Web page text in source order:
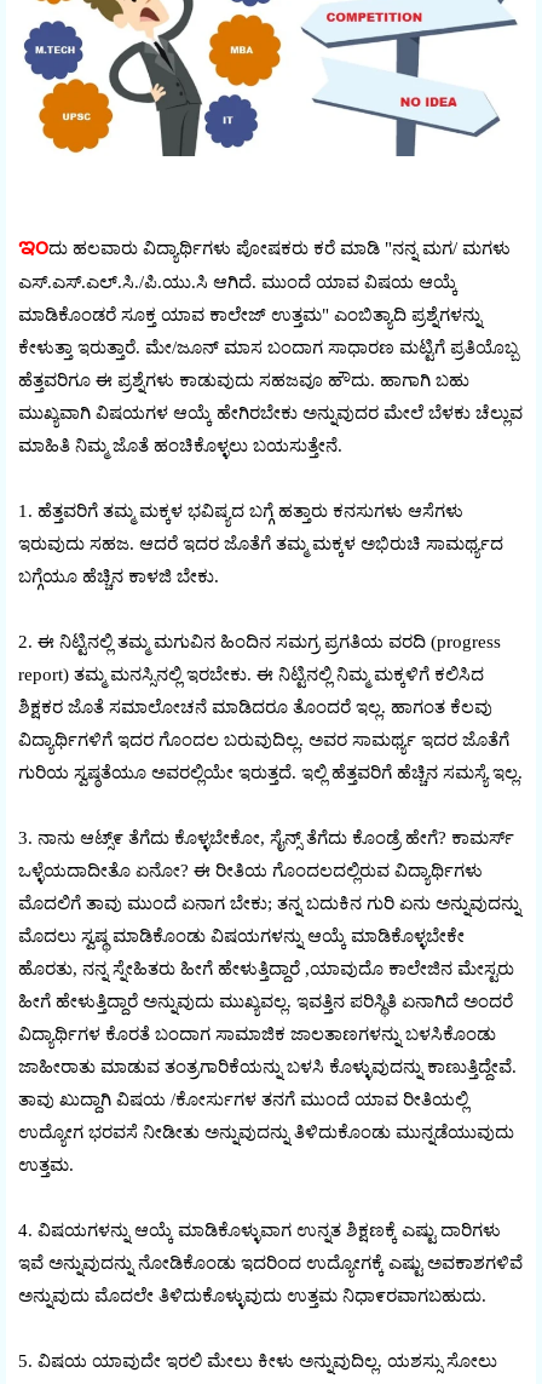
ಇಂದು ಹಲವಾರು ವಿದ್ಯಾರ್ಥಿಗಳು ಪೇೂಷಕರು ಕರೆ ಮಾಡಿ "ನನ್ನ ಮಗ/ ಮಗಳು
ಎಸ್.ಎಸ್.ಎಲ್.ಸಿ./ಪಿ.ಯು.ಸಿ ಆಗಿದೆ. ಮುಂದೆ ಯಾವ ವಿಷಯ ಆಯ್ಕೆ
ಮಾಡಿಕೊಂಡರೆ ಸೂಕ್ತ ಯಾವ ಕಾಲೇಜ್ ಉತ್ತಮ" ಎಂಬಿತ್ಯಾದಿ ಪ್ರಶ್ನೆಗಳನ್ನು
ಕೇಳುತ್ತಾ ಇರುತ್ತಾರೆ. ಮೇ/ಜೂನ್ ಮಾಸ ಬಂದಾಗ ಸಾಧಾರಣ ಮಟ್ಟಿಗೆ ಪ್ರತಿಯೊಬ್ಬ
ಹೆತ್ತವರಿಗೂ ಈ ಪ್ರಶ್ನೆಗಳು ಕಾಡುವುದು ಸಹಜವೂ ಹೌದು. ಹಾಗಾಗಿ ಬಹು
ಮುಖ್ಯವಾಗಿ ವಿಷಯಗಳ ಆಯ್ಕೆ ಹೇಗಿರಬೇಕು ಅನ್ನುವುದರ ಮೇಲೆ ಬೆಳಕು ಚೆಲ್ಲುವ
ಮಾಹಿತಿ ನಿಮ್ಮ ಜೊತೆ ಹಂಚಿಕೊಳ್ಳಲು ಬಯಸುತ್ತೇನೆ.
1. ಹೆತ್ತವರಿಗೆ ತಮ್ಮ ಮಕ್ಕಳ ಭವಿಷ್ಯದ ಬಗ್ಗೆ ಹತ್ತಾರು ಕನಸುಗಳು ಆಸೆಗಳು
ಇರುವುದು ಸಹಜ. ಆದರೆ ಇದರ ಜೊತೆಗೆ ತಮ್ಮ ಮಕ್ಕಳ ಅಭಿರುಚಿ ಸಾಮರ್ಥ್ಯದ
ಬಗ್ಗೆಯೂ ಹೆಚ್ಚಿನ ಕಾಳಜಿ ಬೇಕು.
2. ಈ ನಿಟ್ಟಿನಲ್ಲಿ ತಮ್ಮ ಮಗುವಿನ ಹಿಂದಿನ ಸಮಗ್ರ ಪ್ರಗತಿಯ ವರದಿ (progress
report) ತಮ್ಮ ಮನಸ್ಸಿನಲ್ಲಿ ಇರಬೇಕು. ಈ ನಿಟ್ಟಿನಲ್ಲಿ ನಿಮ್ಮ ಮಕ್ಕಳಿಗೆ ಕಲಿಸಿದ
ಶಿಕ್ಷಕರ ಜೊತೆ ಸಮಾಲೇೂಚನೆ ಮಾಡಿದರೂ ತೊಂದರೆ ಇಲ್ಲ. ಹಾಗಂತ ಕೆಲವು
ವಿದ್ಯಾರ್ಥಿಗಳಿಗೆ ಇದರ ಗೊಂದಲ ಬರುವುದಿಲ್ಲ. ಅವರ ಸಾಮರ್ಥ್ಯ ಇದರ ಜೊತೆಗೆ
ಗುರಿಯ ಸ್ವಷ್ಠತೆಯೂ ಅವರಲ್ಲಿಯೇ ಇರುತ್ತದೆ. ಇಲ್ಲಿ ಹೆತ್ತವರಿಗೆ ಹೆಚ್ಚಿನ ಸಮಸ್ಯೆ ಇಲ್ಲ.
3. ನಾನು ಆಟ್ಸ್೯ ತೆಗೆದು ಕೊಳ್ಳಬೇಕೋ, ಸೈನ್ಸ್ ತೆಗೆದು ಕೊಂಡ್ರೆ ಹೇಗೆ? ಕಾಮರ್ಸ್
ಒಳ್ಳೆಯದಾದೀತೊ ಏನೇೂ? ಈ ರೀತಿಯ ಗೊಂದಲದಲ್ಲಿರುವ ವಿದ್ಯಾರ್ಥಿಗಳು
ಮೊದಲಿಗೆ ತಾವು ಮುಂದೆ ಏನಾಗ ಬೇಕು; ತನ್ನ ಬದುಕಿನ ಗುರಿ ಏನು ಅನ್ನುವುದನ್ನು
ಮೊದಲು ಸ್ವಷ್ಥ ಮಾಡಿಕೊಂಡು ವಿಷಯಗಳನ್ನು ಆಯ್ಕೆ ಮಾಡಿಕೊಳ್ಳಬೇಕೇ
ಹೊರತು, ನನ್ನ ಸ್ನೇಹಿತರು ಹೀಗೆ ಹೇಳುತ್ತಿದ್ದಾರೆ ,ಯಾವುದೊ ಕಾಲೇಜಿನ ಮೇಸ್ಟರು
ಹೀಗೆ ಹೇಳುತ್ತಿದ್ದಾರೆ ಅನ್ನುವುದು ಮುಖ್ಯವಲ್ಲ. ಇವತ್ತಿನ ಪರಿಸ್ಥಿತಿ ಏನಾಗಿದೆ ಅಂದರೆ
ವಿದ್ಯಾರ್ಥಿಗಳ ಕೊರತೆ ಬಂದಾಗ ಸಾಮಾಜಿಕ ಜಾಲತಾಣಗಳನ್ನು ಬಳಸಿಕೊಂಡು
ಜಾಹೀರಾತು ಮಾಡುವ ತಂತ್ರಗಾರಿಕೆಯನ್ನು ಬಳಸಿ ಕೊಳ್ಳುವುದನ್ನು ಕಾಣುತ್ತಿದ್ದೇವೆ.
ತಾವು ಖುದ್ದಾಗಿ ವಿಷಯ /ಕೇೂರ್ಸುಗಳ ತನಗೆ ಮುಂದೆ ಯಾವ ರೀತಿಯಲ್ಲಿ
ಉದ್ಯೋಗ ಭರವಸೆ ನೀಡೀತು ಅನ್ನುವುದನ್ನು ತಿಳಿದುಕೊಂಡು ಮುನ್ನಡೆಯುವುದು
ಉತ್ತಮ.
4. ವಿಷಯಗಳನ್ನು ಆಯ್ಕೆ ಮಾಡಿಕೊಳ್ಳುವಾಗ ಉನ್ನತ ಶಿಕ್ಷಣಕ್ಕೆ ಎಷ್ಟು ದಾರಿಗಳು
ಇವೆ ಅನ್ನುವುದನ್ನು ನೇೂಡಿಕೊಂಡು ಇದರಿಂದ ಉದ್ಯೋಗಕ್ಕೆ ಎಷ್ಟು ಅವಕಾಶಗಳಿವೆ
ಅನ್ನುವುದು ಮೊದಲೇ ತಿಳಿದುಕೊಳ್ಳುವುದು ಉತ್ತಮ ನಿಧಾ೯ರವಾಗಬಹುದು.
5. ವಿಷಯ ಯಾವುದೇ ಇರಲಿ ಮೇಲು ಕೀಳು ಅನ್ನುವುದಿಲ್ಲ. ಯಶಸ್ಸು ಸೇೂಲು